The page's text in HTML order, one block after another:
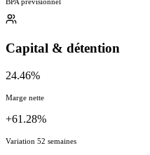
Capital & détention
24.46%
Marge nette
+61.28%
Variation 52 semaines